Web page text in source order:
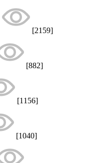
[2159]
[882]
[1156]
[1040]